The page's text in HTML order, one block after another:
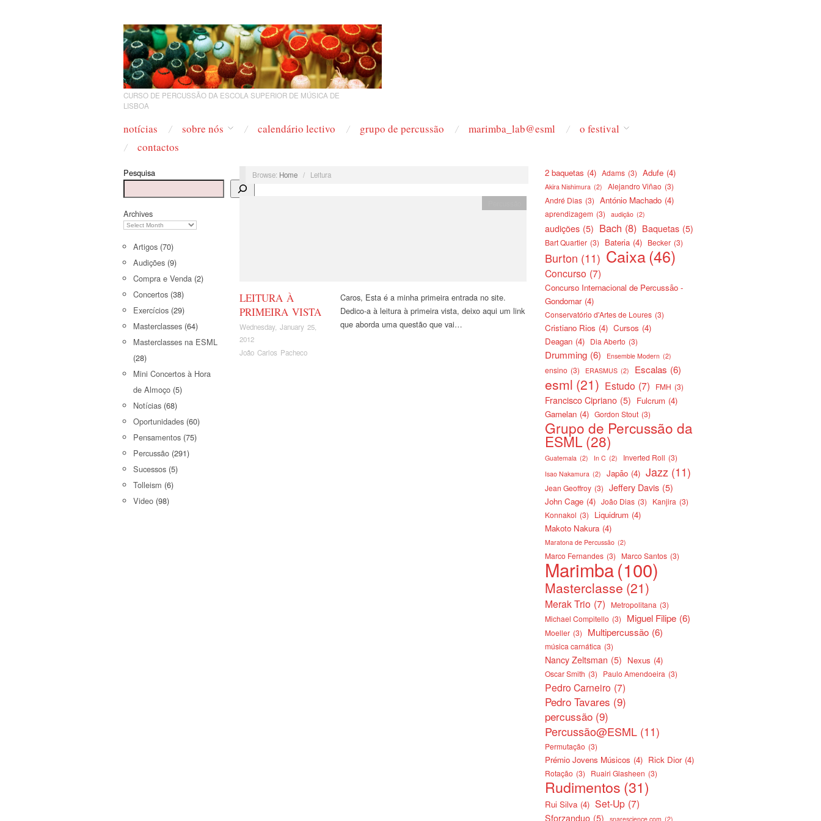
CURSO DE PERCUSSÃO DA ESCOLA SUPERIOR DE MÚSICA DE
LISBOA
notícias sobre nós calendário lectivo grupo de percussão marimba_lab@esml
o festival
contactos
Pesquisa
Archives
Artigos (70)
Audições (9)
Compra e Venda (2)
Concertos (38)
Exercícios (29)
Masterclasses (64)
Masterclasses na ESML
(28)
Mini Concertos à Hora
de Almoço (5)
Notícias (68)
Oportunidades (60)
Pensamentos (75)
Percussão (291)
Sucessos (5)
Tolleism (6)
Video (98)
Browse: Home / Leitura
LEITURA À
PRIMEIRA VISTA
Wednesday, January 25,
2012
João Carlos Pacheco
Caros, Esta é a minha primeira entrada no site.
Dedico-a à leitura à primeira vista, deixo aqui um link
que aborda uma questão que vai…
2 baquetas (4) Adams (3) Adufe (4)
Akira Nishimura (2) Alejandro Viñao (3)
André Dias (3) António Machado (4)
aprendizagem (3) audição (2)
audições (5) Bach (8) Baquetas (5)
Bart Quartier (3) Bateria (4) Becker (3)
Burton (11) Caixa(46)
Concurso (7)
Concurso Internacional de Percussão -
Gondomar (4)
Conservatório d'Artes de Loures (3)
Cristiano Rios (4) Cursos (4)
Deagan (4) Dia Aberto (3)
Drumming (6) Ensemble Modern (2)
ensino (3) ERASMUS (2) Escalas (6)
esml (21) Estudo (7) FMH (3)
Francisco Cipriano (5) Fulcrum (4)
Gamelan (4) Gordon Stout (3)
Grupo de Percussão da
ESML (28)
Guatemala (2) In C (2) Inverted Roll (3)
Isao Nakamura (2) Japão (4) Jazz (11)
Jean Geoffroy (3) Jeffery Davis (5)
John Cage (4) João Dias (3) Kanjira (3)
Konnakol (3) Liquidrum (4)
Makoto Nakura (4)
Maratona de Percussão (2)
Marco Fernandes (3) Marco Santos (3)
Marimba(100)
Masterclasse (21)
Merak Trio (7) Metropolitana (3)
Michael Compitello (3) Miguel Filipe (6)
Moeller (3) Multipercussão (6)
música carnática (3)
Nancy Zeltsman (5) Nexus (4)
Oscar Smith (3) Paulo Amendoeira (3)
Pedro Carneiro (7)
Pedro Tavares (9)
percussão (9)
Percussão@ESML (11)
Permutação (3)
Prémio Jovens Músicos (4) Rick Dior (4)
Rotação (3) Ruairi Glasheen (3)
Rudimentos (31)
Rui Silva (4) Set-Up (7)
Sforzanduo (5) snarescience.com (2)